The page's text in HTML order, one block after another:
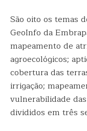
São oito os temas
GeoInfo da
mapeamento de
agroecológicos;
cobertura das
irrigação;
vulnerabilidade
divididos em três